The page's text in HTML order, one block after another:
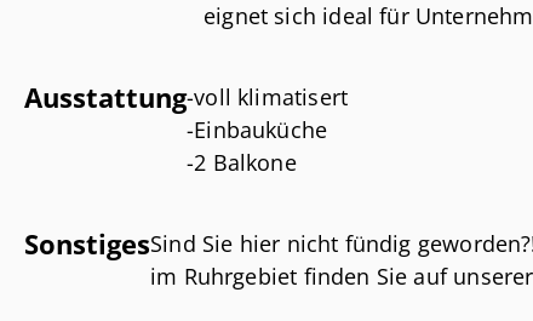
eignet sich ideal für
Ausstattung-voll klimatisert
-Einbauküche
-2 Balkone
SonstigesSind Sie hier nicht fündig
im Ruhrgebiet finden Sie auf